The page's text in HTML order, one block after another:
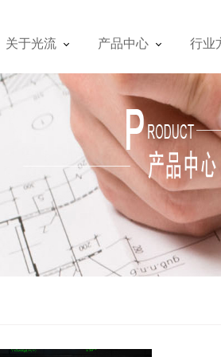
关于光流 产品中心 行业